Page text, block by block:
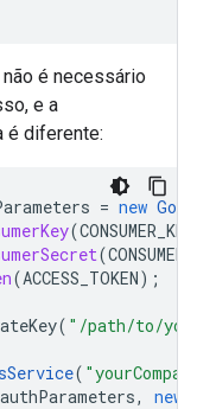
é necessário
e a
é diferente:
= new
(CONSUMER_KEY
(
(ACCESS_TOKEN);
( "/path/to/
(
, new